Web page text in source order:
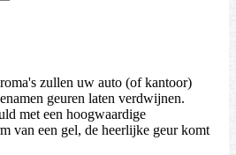
zullen uw auto (of kantoor)
geuren laten verdwijnen.
met een hoogwaardige
van een gel, de heerlijke geur komt